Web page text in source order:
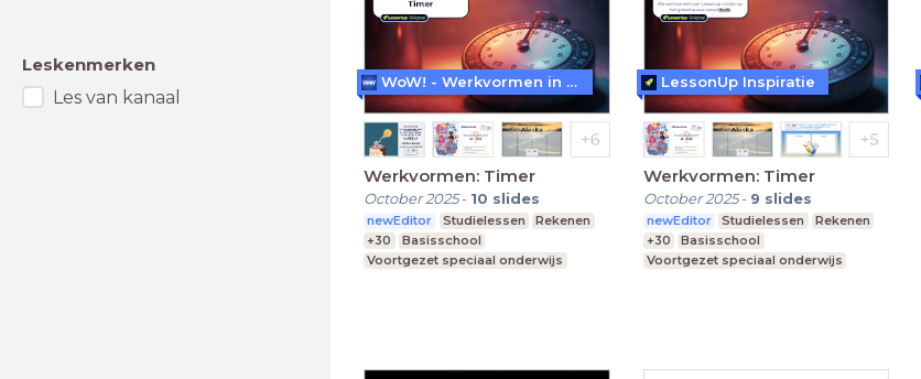
Leskenmerken
Les van kanaal
Werkvormen: Timer
October 2025- 10 slides
newEditor Studielessen
Rekenen
+30
Basisschool
Voortgezet speciaal onderwijs
WoW! - Werkvormen in LessonUp
Werkvormen: Timer
October 2025- 9 slides
newEditor Studielessen
Rekenen
+30
Basisschool
Voortgezet speciaal onderwijs
LessonUp Inspiratie